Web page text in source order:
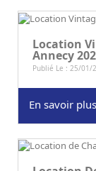
Location
Annecy
Publié Le : 25/01/
En savoir plus